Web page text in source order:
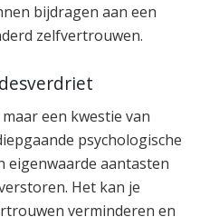
bijdragen aan een
zelfvertrouwen.
een kwestie van
psychologische
eigenwaarde aantasten
Het kan je
verminderen en